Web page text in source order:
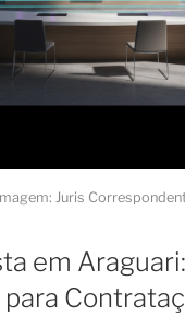
Juris
em